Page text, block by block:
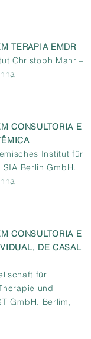
TERAPIA EMDR
Christoph Mahr –
CONSULTORIA E
Institut für
Berlin GmbH.
CONSULTORIA E
DE CASAL
für
und
GmbH. Berlim,